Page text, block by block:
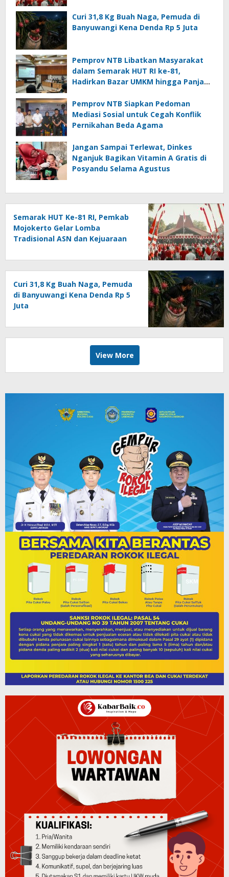
Curi 31,8 Kg Buah Naga, Pemuda di
Banyuwangi Kena Denda Rp 5 Juta
Pemprov NTB Libatkan Masyarakat
dalam Semarak HUT RI ke-81,
Hadirkan Bazar UMKM hingga Panjat
Pemprov NTB Siapkan Pedoman
Mediasi Sosial untuk Cegah Konflik
Pernikahan Beda Agama
Jangan Sampai Terlewat, Dinkes
Nganjuk Bagikan Vitamin A Gratis di
Posyandu Selama Agustus
Semarak HUT Ke-81 RI, Pemkab
Mojokerto Gelar Lomba
Tradisional ASN dan Kejuaraan
Curi 31,8 Kg Buah Naga, Pemuda
di Banyuwangi Kena Denda Rp 5
Juta
View More